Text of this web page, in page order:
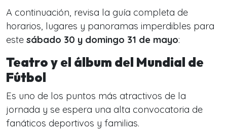
A continuación, revisa la guía completa de
horarios, lugares y panoramas imperdibles para
este sábado 30 y domingo 31 de mayo:
Teatro y el álbum del Mundial de
Fútbol
Es uno de los puntos más atractivos de la
jornada y se espera una alta convocatoria de
fanáticos deportivos y familias.